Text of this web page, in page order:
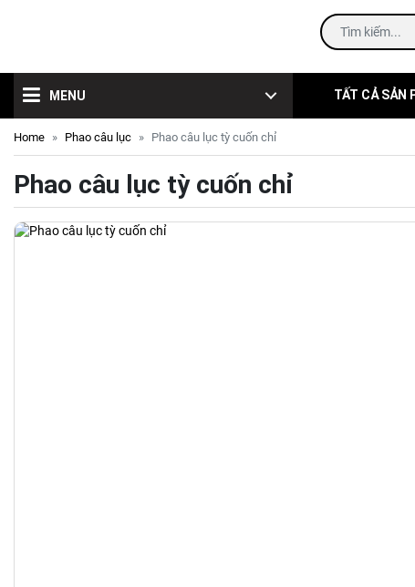
MENU TẤT CẢ SẢN
Home Phao câu lục Phao câu lục tỳ cuốn chỉ
Phao câu lục tỳ cuốn chỉ